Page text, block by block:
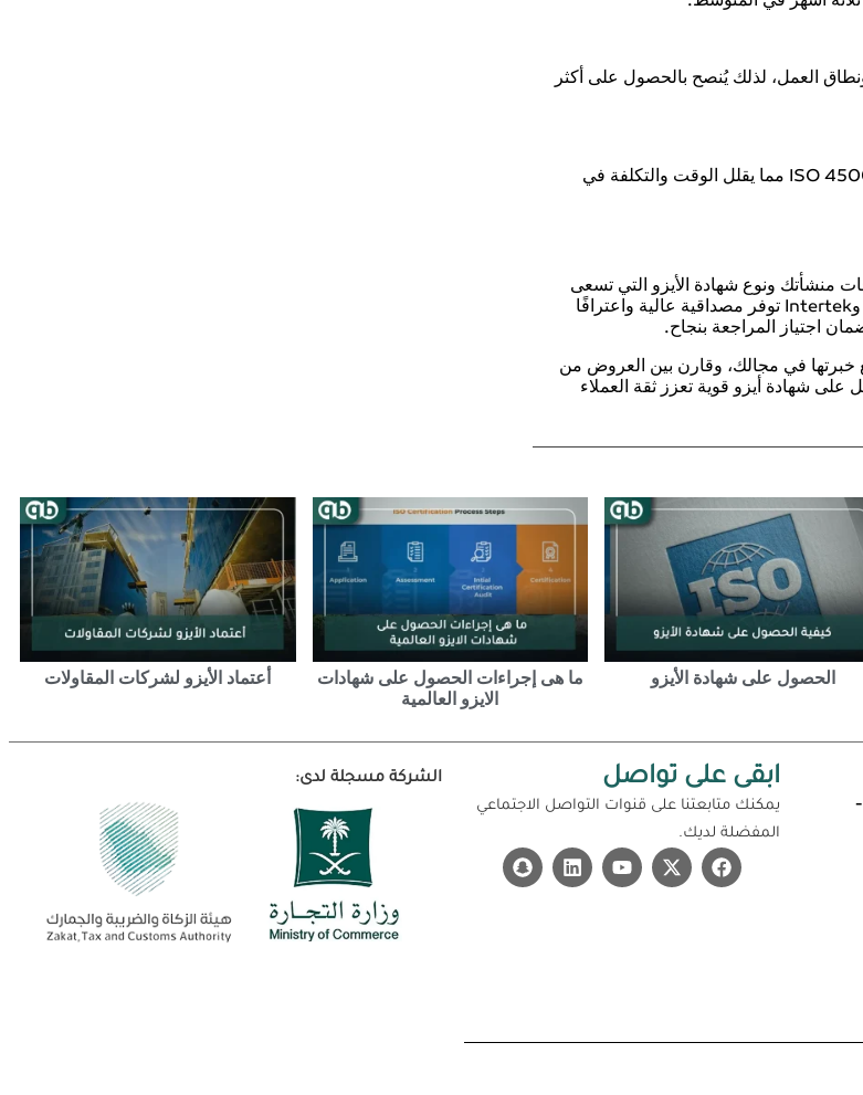
العمل، لذلك يُنصح بالحصول على أكثر
نعم، يمكن دمج أكثر من نظام إدارة مثل ISO 9001 وISO 14001 وISO 45001 مما يقلل الوقت والتكلفة في
منشأتك ونوع شهادة الأيزو التي تسعى
للحصول عليها. الجهات العالمية المعتمدة مثل QB Cert وSGS وTÜV وIntertek توفر مصداقية عالية واعترافًا
اجتياز المراجعة بنجاح.
في مجالك، وقارن بين العروض من
شهادة أيزو قوية تعزز ثقة العملاء
الحصول على شهادة الأيزو
ما هى إجراءات الحصول على شهادات
الايزو العالمية
أعتماد الأيزو لشركات المقاولات
ابقى على تواصل
يمكنك متابعتنا على قنوات التواصل الاجتماعي
المفضلة لديك.
الشركة مسجلة لدى: